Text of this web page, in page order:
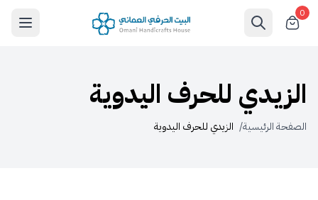
0
الزيدي للحرف اليدوية
الصفحة الرئيسية/ الزيدي للحرف اليدوية